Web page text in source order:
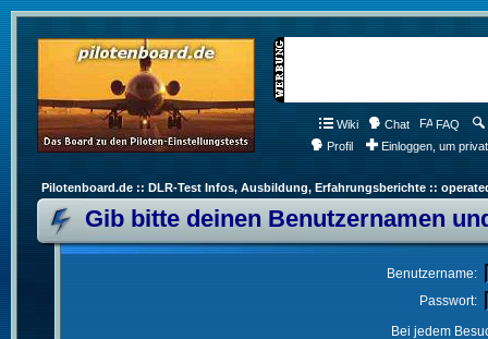
Wiki Chat FAQ
Profil
Einloggen, um
Pilotenboard.de :: DLR-Test Infos, Ausbildung, Erfahrungsberichte ::
Gib bitte deinen Benutzernamen
Benutzername:
Passwort:
Bei jedem